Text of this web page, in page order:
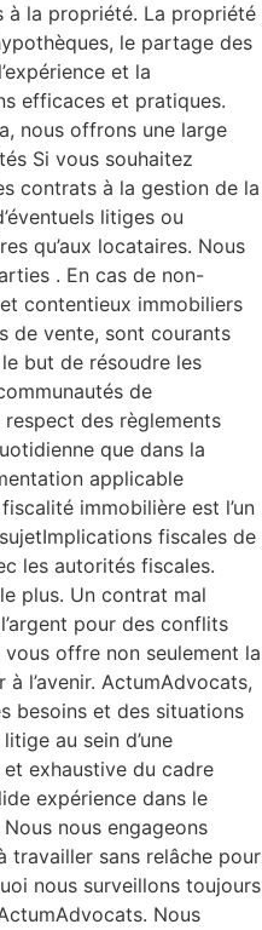
à la propriété. La propriété
le partage des
et la
efficaces et pratiques.
nous offrons une large
Si vous souhaitez
contrats à la gestion de la
litiges ou
qu’aux locataires. Nous
. En cas de non-
contentieux immobiliers
de vente, sont courants
but de résoudre les
de
des règlements
que dans la
applicable
immobilière est l’un
fiscales de
les autorités fiscales.
plus. Un contrat mal
pour des conflits
offre non seulement la
l’avenir. ActumAdvocats,
besoins et des situations
au sein d’une
exhaustive du cadre
expérience dans le
nous engageons
travailler sans relâche pour
nous surveillons toujours
Nous